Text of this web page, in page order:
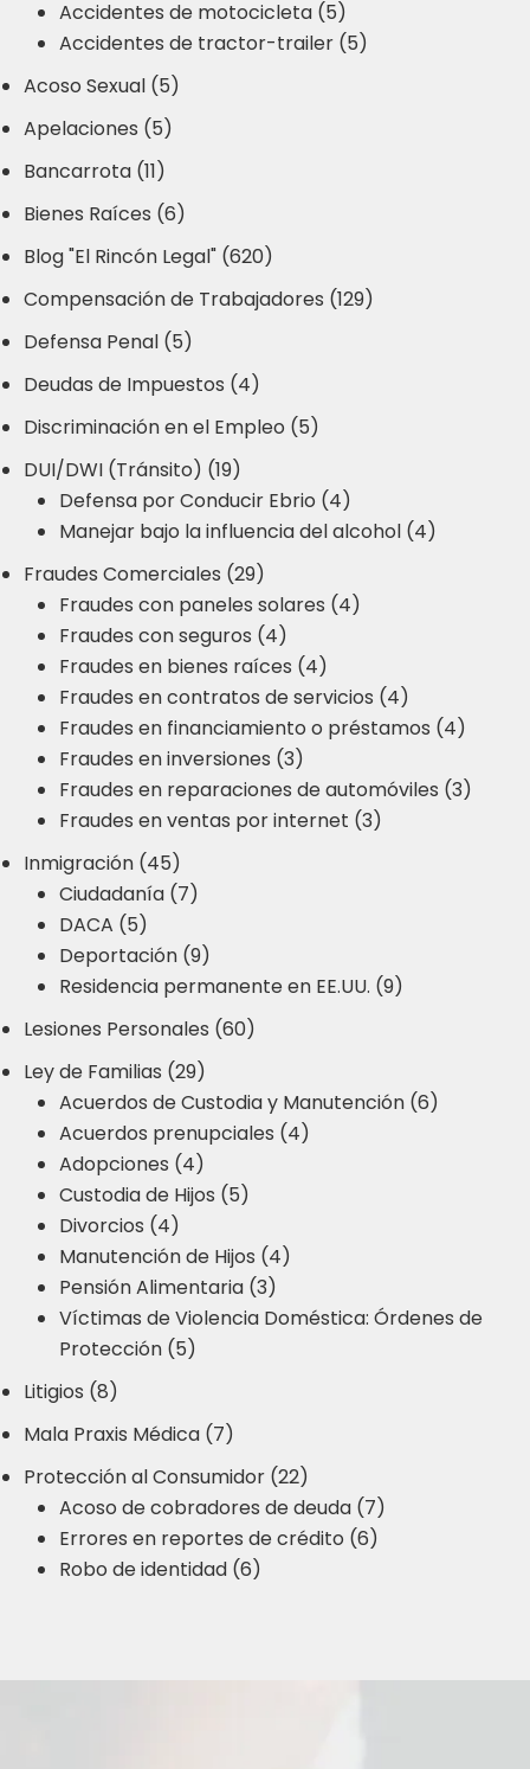
Accidentes de motocicleta (5)
Accidentes de tractor-trailer (5)
Acoso Sexual (5)
Apelaciones (5)
Bancarrota (11)
Bienes Raíces (6)
Blog "El Rincón Legal" (620)
Compensación de Trabajadores (129)
Defensa Penal (5)
Deudas de Impuestos (4)
Discriminación en el Empleo (5)
DUI/DWI (Tránsito) (19)
Defensa por Conducir Ebrio (4)
Manejar bajo la influencia del alcohol (4)
Fraudes Comerciales (29)
Fraudes con paneles solares (4)
Fraudes con seguros (4)
Fraudes en bienes raíces (4)
Fraudes en contratos de servicios (4)
Fraudes en financiamiento o préstamos (4)
Fraudes en inversiones (3)
Fraudes en reparaciones de automóviles (3)
Fraudes en ventas por internet (3)
Inmigración (45)
Ciudadanía (7)
DACA (5)
Deportación (9)
Residencia permanente en EE.UU. (9)
Lesiones Personales (60)
Ley de Familias (29)
Acuerdos de Custodia y Manutención (6)
Acuerdos prenupciales (4)
Adopciones (4)
Custodia de Hijos (5)
Divorcios (4)
Manutención de Hijos (4)
Pensión Alimentaria (3)
Víctimas de Violencia Doméstica: Órdenes de
Protección (5)
Litigios (8)
Mala Praxis Médica (7)
Protección al Consumidor (22)
Acoso de cobradores de deuda (7)
Errores en reportes de crédito (6)
Robo de identidad (6)